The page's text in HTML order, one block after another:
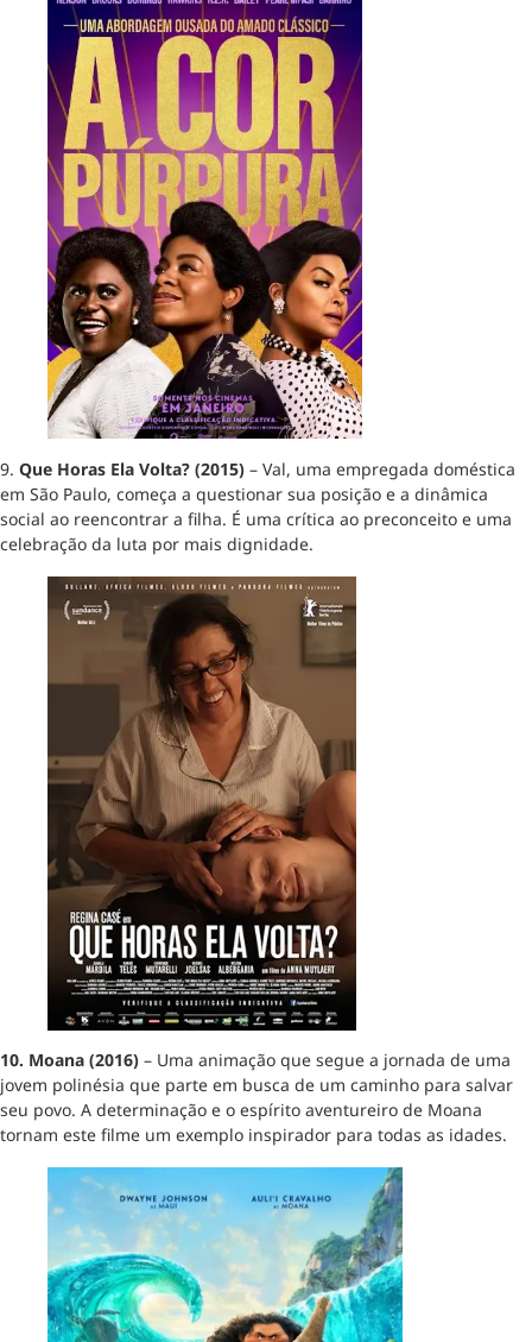
9. Que Horas Ela Volta? (2015) – Val, uma empregada doméstica
em São Paulo, começa a questionar sua posição e a dinâmica
social ao reencontrar a filha. É uma crítica ao preconceito e uma
celebração da luta por mais dignidade.
10. Moana (2016) – Uma animação que segue a jornada de uma
jovem polinésia que parte em busca de um caminho para salvar
seu povo. A determinação e o espírito aventureiro de Moana
tornam este filme um exemplo inspirador para todas as idades.